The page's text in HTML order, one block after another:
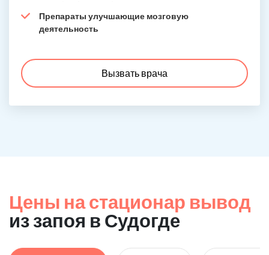
Препараты улучшающие мозговую
деятельность
Вызвать врача
Цены на стационар вывод
из запоя в Судогде